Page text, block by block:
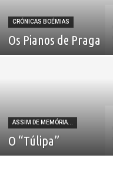
CRÓNICAS BOÉMIAS
Os Pianos de Praga
ASSIM DE MEMÓRIA...
O “Túlipa”